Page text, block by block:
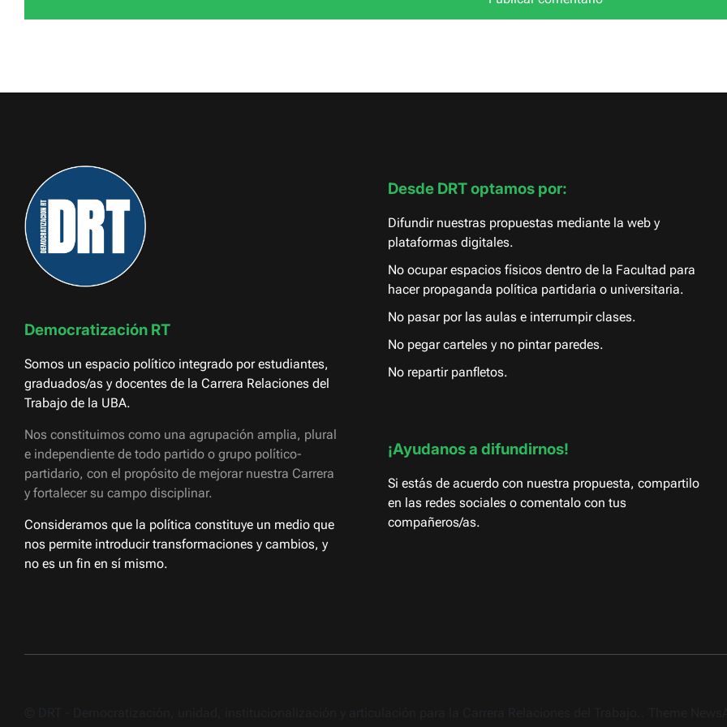
Democratización RT
Somos un espacio político integrado por estudiantes,
graduados/as y docentes de la Carrera Relaciones del
Trabajo de la UBA.
Nos constituimos como una agrupación amplia, plural
e independiente de todo partido o grupo político-
partidario, con el propósito de mejorar nuestra Carrera
y fortalecer su campo disciplinar.
Consideramos que la política constituye un medio que
nos permite introducir transformaciones y cambios, y
no es un fin en sí mismo.
Desde DRT optamos por:
Difundir nuestras propuestas mediante la web y
plataformas digitales.
No ocupar espacios físicos dentro de la Facultad para
hacer propaganda política partidaria o universitaria.
No pasar por las aulas e interrumpir clases.
No pegar carteles y no pintar paredes.
No repartir panfletos.
¡Ayudanos a difundirnos!
Si estás de acuerdo con nuestra propuesta, compartilo
en las redes sociales o comentalo con tus
compañeros/as.